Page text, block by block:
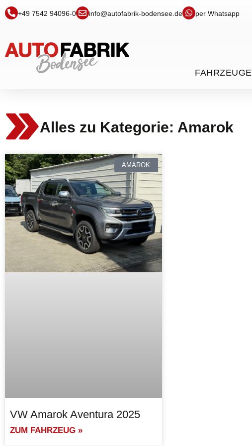
+49 7542 94096-0 info@autofabrik-bodensee.de per Whatsapp
FAHRZEUGE
Alles zu Kategorie: Amarok
AMAROK
VW Amarok Aventura 2025
ZUM FAHRZEUG »